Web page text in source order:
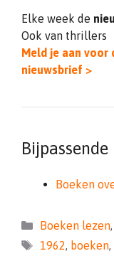
Elke week de
Ook van thrillers
Meld je aan voor
nieuwsbrief >
Boeken
Categorieën
Boeken lezen,
Tags
1962, boeken,